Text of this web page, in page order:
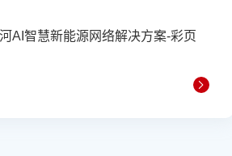
AI智慧新能源网络解决方案-彩页